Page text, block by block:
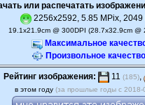
или распечатать
2256x2592, 5.85 MPix, 2049
19.1x21.9cm @ 300DPI (28.7x32.9cm @
Максимальное
Произвольное качество
Рейтинг изображения: 11(185),
в этом году (за прошлые годы с 2018-